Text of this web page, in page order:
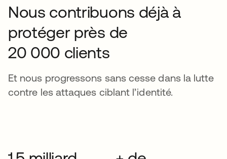
Nous contribuons déjà à
protéger près de
20 000 clients
Et nous progressons sans cesse dans la lutte
contre les attaques ciblant l’identité.